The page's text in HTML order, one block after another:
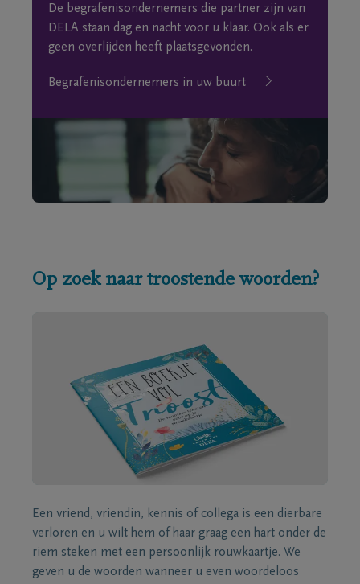
De begrafenisondernemers die partner zijn van
DELA staan dag en nacht voor u klaar. Ook als er
geen overlijden heeft plaatsgevonden.
Begrafenisondernemers in uw buurt
Op zoek naar troostende woorden?
Een vriend, vriendin, kennis of collega is een dierbare
verloren en u wilt hem of haar graag een hart onder de
riem steken met een persoonlijk rouwkaartje. We
geven u de woorden wanneer u even woordeloos